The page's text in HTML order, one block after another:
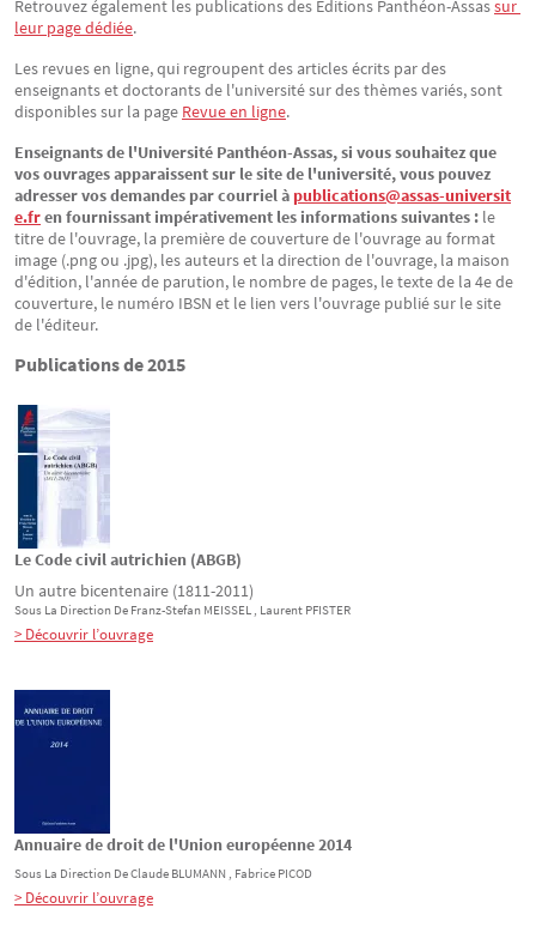
Retrouvez également les publications des Éditions Panthéon-Assassur
leur page dédiée.
Les revues en ligne, qui regroupent des articles écrits par des
enseignants et doctorants de l'université sur des thèmes variés, sont
disponibles sur la page Revue en ligne.
Enseignants de l'Université Panthéon-Assas, si vous souhaitez que
vos ouvrages apparaissent sur le site de l'université, vous pouvez
adresser vos demandes par courriel à publications@assas-universit
e.fren fournissant impérativement les informations suivantes : le
titre de l'ouvrage, la première de couverture de l'ouvrage au format
image (.png ou .jpg), les auteurs et la direction de l'ouvrage, la maison
d'édition, l'année de parution, le nombre de pages, le texte de la 4e de
couverture, le numéro IBSN et le lien vers l'ouvrage publié sur le site
de l'éditeur.
Publications de 2015
Le Code civil autrichien (ABGB)
Un autre bicentenaire (1811-2011)
Sous La Direction De Franz-Stefan MEISSEL , Laurent PFISTER
> Découvrir l’ouvrage
Annuaire de droit de l'Union européenne 2014
Sous La Direction DeClaude BLUMANN , Fabrice PICOD
> Découvrir l’ouvrage